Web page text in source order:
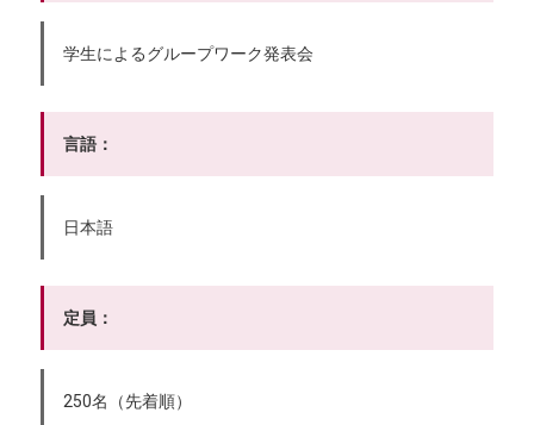
学生によるグループワーク発表会
言語：
日本語
定員：
250名（先着順）